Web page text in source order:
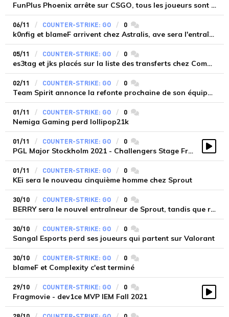
FunPlus Phoenix arrête sur CSGO, tous les joueurs sont désormais libres
06/11 COUNTER-STRIKE: GO 0 commentaires
k0nfig et blameF arrivent chez Astralis, ave sera l'entraîneur
05/11 COUNTER-STRIKE: GO 0 commentaires
es3tag et jks placés sur la liste des transferts chez Complexity
02/11 COUNTER-STRIKE: GO 0 commentaires
Team Spirit annonce la refonte prochaine de son équipe CSGO
01/11 COUNTER-STRIKE: GO 0 commentaires
Nemiga Gaming perd lollipop21k
01/11 COUNTER-STRIKE: GO 0 commentaires
PGL Major Stockholm 2021 - Challengers Stage Fragmovie
01/11 COUNTER-STRIKE: GO 0 commentaires
KEi sera le nouveau cinquième homme chez Sprout
30/10 COUNTER-STRIKE: GO 0 commentaires
BERRY sera le nouvel entraîneur de Sprout, tandis que raalz passe capitaine
30/10 COUNTER-STRIKE: GO 0 commentaires
Sangal Esports perd ses joueurs qui partent sur Valorant
30/10 COUNTER-STRIKE: GO 0 commentaires
blameF et Complexity c'est terminé
29/10 COUNTER-STRIKE: GO 0 commentaires
Fragmovie - dev1ce MVP IEM Fall 2021